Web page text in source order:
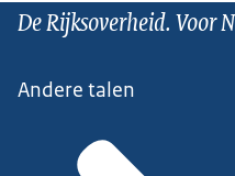
De Rijksoverheid. Voor
Andere talen